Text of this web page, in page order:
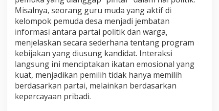
Misalnya, seorang guru muda yang aktif di
kelompok pemuda desa menjadi jembatan
informasi antara partai politik dan warga,
menjelaskan secara sederhana tentang program
kebijakan yang diusung kandidat. Interaksi
langsung ini menciptakan ikatan emosional yang
kuat, menjadikan pemilih tidak hanya memilih
berdasarkan partai, melainkan berdasarkan
kepercayaan pribadi.